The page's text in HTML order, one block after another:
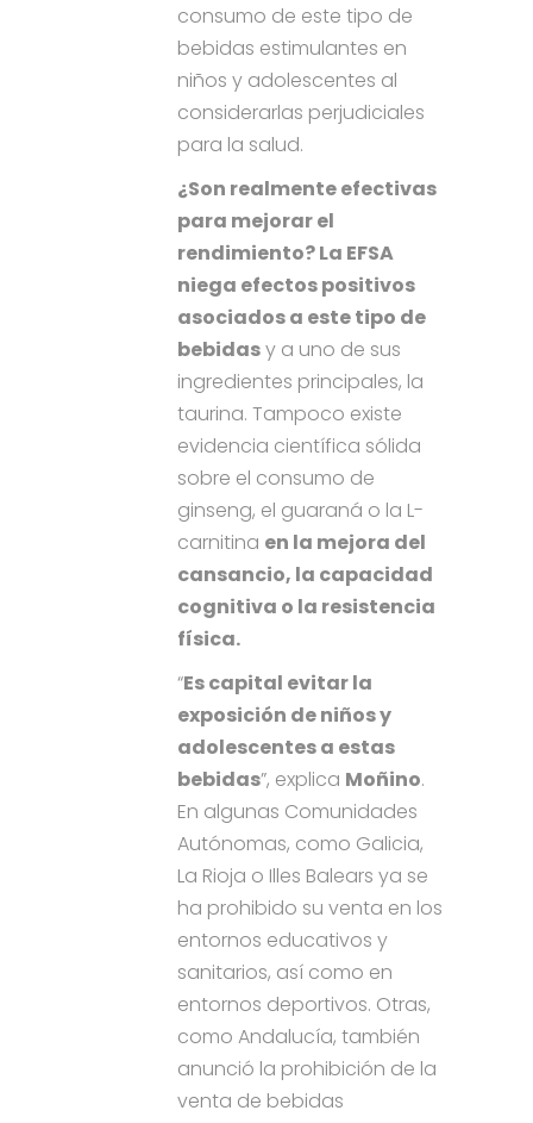
consumo de este tipo de
bebidas estimulantes en
niños y adolescentes al
considerarlas perjudiciales
para la salud.
¿Son realmente efectivas
para mejorar el
rendimiento? La EFSA
niega efectos positivos
asociados a este tipo de
bebidasy a uno de sus
ingredientes principales, la
taurina. Tampoco existe
evidencia científica sólida
sobre el consumo de
ginseng, el guaraná o la L-
carnitina en la mejora del
cansancio, la capacidad
cognitiva o la resistencia
física.
“Es capital evitar la
exposición de niños y
adolescentes a estas
bebidas”, explica Moñino.
En algunas Comunidades
Autónomas, como Galicia,
La Rioja o Illes Balears ya se
ha prohibido su venta en los
entornos educativos y
sanitarios, así como en
entornos deportivos. Otras,
como Andalucía, también
anunció la prohibición de la
venta de bebidas